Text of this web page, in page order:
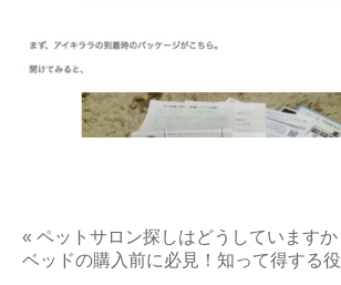
« ペットサロン探しはどうしていますか
ベッドの購入前に必見！知って得する